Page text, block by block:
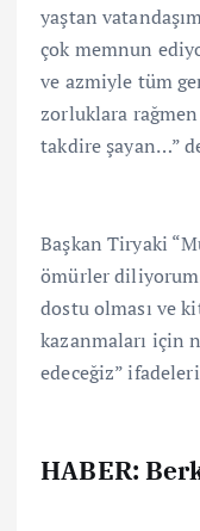
yaştan
çok memnun
ve azmiyle tüm
zorluklara rağmen
takdire şayan…”
Başkan Tiryaki
ömürler
dostu olması ve
kazanmaları için
edeceğiz”
HABER: